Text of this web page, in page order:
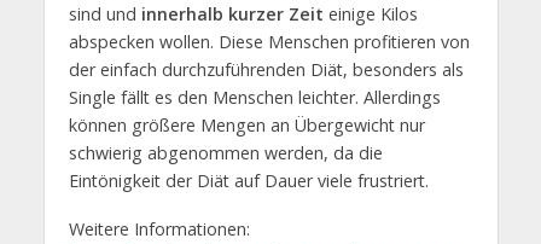
sind und innerhalb kurzer Zeit einige Kilos
abspecken wollen. Diese Menschen profitieren von
der einfach durchzuführenden Diät, besonders als
Single fällt es den Menschen leichter. Allerdings
können größere Mengen an Übergewicht nur
schwierig abgenommen werden, da die
Eintönigkeit der Diät auf Dauer viele frustriert.
Weitere Informationen: